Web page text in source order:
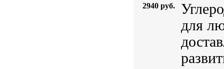
2940 руб.
для